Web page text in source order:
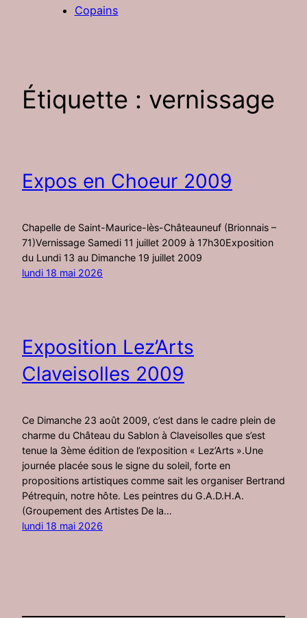
Copains
Étiquette : vernissage
Expos en Choeur 2009
Chapelle de Saint-Maurice-lès-Châteauneuf (Brionnais –
71)Vernissage Samedi 11 juillet 2009 à 17h30Exposition
du Lundi 13 au Dimanche 19 juillet 2009
lundi 18 mai 2026
Exposition Lez’Arts
Claveisolles 2009
Ce Dimanche 23 août 2009, c’est dans le cadre plein de
charme du Château du Sablon à Claveisolles que s’est
tenue la 3ème édition de l’exposition « Lez’Arts ».Une
journée placée sous le signe du soleil, forte en
propositions artistiques comme sait les organiser Bertrand
Pétrequin, notre hôte. Les peintres du G.A.D.H.A.
(Groupement des Artistes De la…
lundi 18 mai 2026